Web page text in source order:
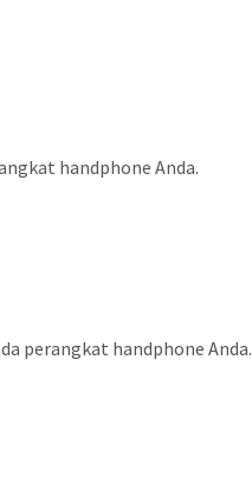
handphone Anda.
perangkat handphone Anda.